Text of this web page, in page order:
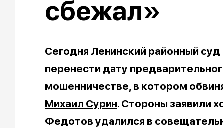
сбежал»
Сегодня Ленинский районный
перенести дату
мошенничестве, в котором
Михаил Сурин. Стороны заявили
Федотов удалился в